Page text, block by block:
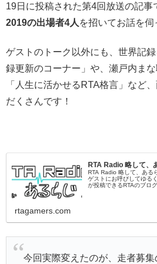
19日に投稿された第4回放送の記事
2019の出場者4人 を招いてお話を伺
ゲストのトーク以外にも、世界記
録更新のコーナー」や、瀬戸内ま
「人生に活かせるRTA格言」など
だくさんです！
RTA Radio 略して、
RTA Radio 略して、ある
ゲストにお呼びしてゆる
が投稿できるRTAのブロ
rtagamers.com
今回実際変えたのが、走者募